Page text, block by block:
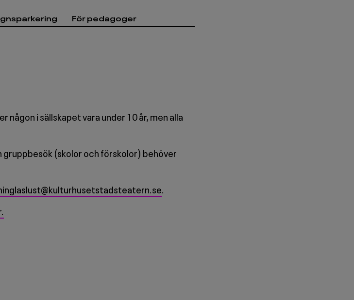
För pedagoger
någon i sällskapet vara under 10 år, men alla
(skolor och förskolor) behöver
.